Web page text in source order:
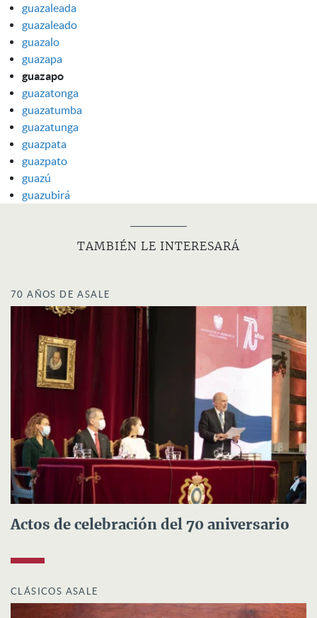
guazaleada
guazaleado
guazalo
guazapa
guazapo
guazatonga
guazatumba
guazatunga
guazpata
guazpato
guazú
guazubirá
TAMBIÉN LE INTERESARÁ
70 AÑOS DE ASALE
Actos de celebración del 70 aniversario
CLÁSICOS ASALE